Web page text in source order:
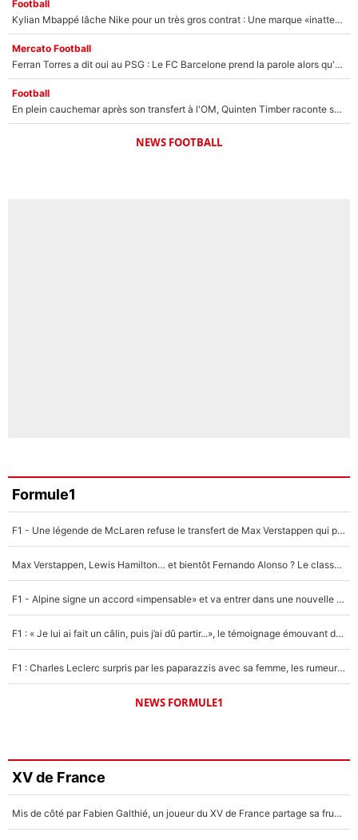
Football
Kylian Mbappé lâche Nike pour un très gros contrat : Une marque «inattendue» va frapper très fort
Mercato Football
Ferran Torres a dit oui au PSG : Le FC Barcelone prend la parole alors qu'un transfert de l'attaquant espagnol prend forme
Football
En plein cauchemar après son transfert à l'OM, Quinten Timber raconte ses doutes après sa signature à Marseille
NEWS FOOTBALL
Formule1
F1 - Une légende de McLaren refuse le transfert de Max Verstappen qui pourrait «faire des vagues» et plomber l'ambiance dans l'équipe
Max Verstappen, Lewis Hamilton… et bientôt Fernando Alonso ? Le classement des pilotes les mieux payés en Formule 1 risque de changer !
F1 - Alpine signe un accord «impensable» et va entrer dans une nouvelle dimension : Grande nouvelle pour Pierre Gasly !
F1 : « Je lui ai fait un câlin, puis j’ai dû partir...», le témoignage émouvant de Max Verstappen sur sa fille
F1 : Charles Leclerc surpris par les paparazzis avec sa femme, les rumeurs étaient vraies !
NEWS FORMULE1
XV de France
Mis de côté par Fabien Galthié, un joueur du XV de France partage sa frustration : «ils ne me l’ont pas dit tout de suite»